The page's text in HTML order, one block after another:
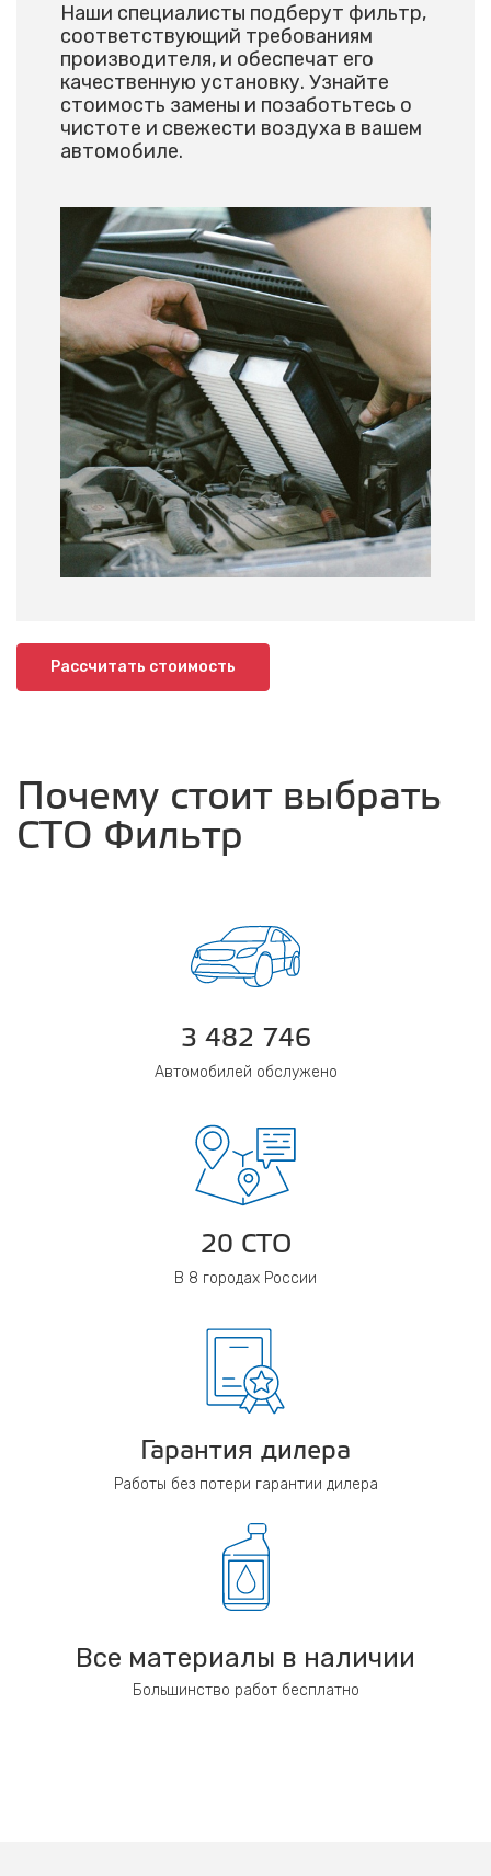
Наши специалисты подберут фильтр,
соответствующий требованиям
производителя, и обеспечат его
качественную установку. Узнайте
стоимость замены и позаботьтесь о
чистоте и свежести воздуха в вашем
автомобиле.
Рассчитать стоимость
Почему стоит выбрать
СТО Фильтр
3 482 746
Автомобилей обслужено
20 СТО
В 8 городах России
Гарантия дилера
Работы без потери гарантии дилера
Все материалы в наличии
Большинство работ бесплатно